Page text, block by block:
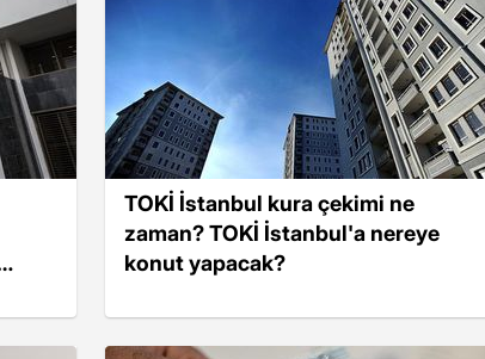
TOKİ İstanbul kura çekimi ne
zaman? TOKİ İstanbul'a nereye
konut yapacak?